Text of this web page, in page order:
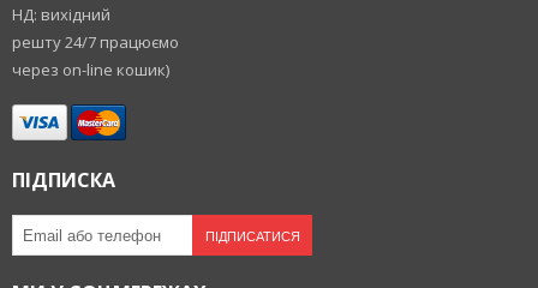
НД: вихідний
решту 24/7 працюємо
через on-line кошик)
ПІДПИСКА
ПІДПИСАТИСЯ